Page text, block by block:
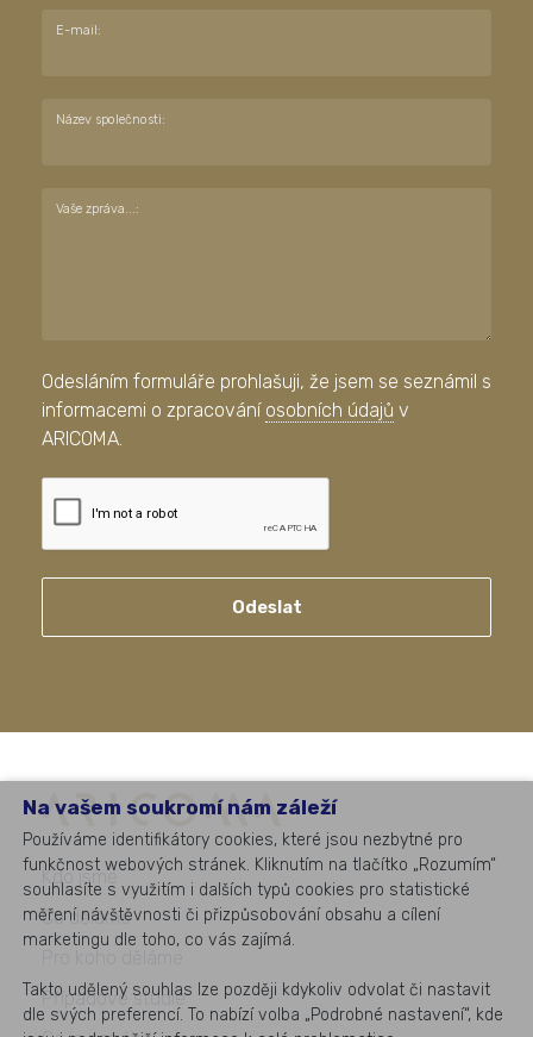
E-mail:
Název společnosti:
Vaše zpráva...:
Odesláním formuláře prohlašuji, že jsem se seznámil s
informacemi o zpracování osobních údajů v
ARICOMA.
Odeslat
Na vašem soukromí nám záleží
Používáme identifikátory cookies, které jsou nezbytné pro
funkčnost webových stránek. Kliknutím na tlačítko „Rozumím“
souhlasíte s využitím i dalších typů cookies pro statistické
měření návštěvnosti či přizpůsobování obsahu a cílení
marketingu dle toho, co vás zajímá.
Takto udělený souhlas lze později kdykoliv odvolat či nastavit
dle svých preferencí. To nabízí volba „Podrobné nastavení“, kde
Kdo jsme
Co děláme
Případové studie